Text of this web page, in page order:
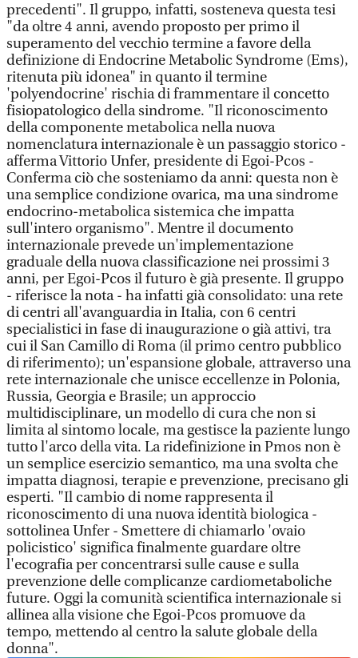
precedenti". Il gruppo, infatti, sosteneva questa tesi
"da oltre 4 anni, avendo proposto per primo il
superamento del vecchio termine a favore della
definizione di Endocrine Metabolic Syndrome (Ems),
ritenuta più idonea" in quanto il termine
'polyendocrine' rischia di frammentare il concetto
fisiopatologico della sindrome. "Il riconoscimento
della componente metabolica nella nuova
nomenclatura internazionale è un passaggio storico -
afferma Vittorio Unfer, presidente di Egoi-Pcos -
Conferma ciò che sosteniamo da anni: questa non è
una semplice condizione ovarica, ma una sindrome
endocrino-metabolica sistemica che impatta
sull'intero organismo". Mentre il documento
internazionale prevede un'implementazione
graduale della nuova classificazione nei prossimi 3
anni, per Egoi-Pcos il futuro è già presente. Il gruppo
- riferisce la nota - ha infatti già consolidato: una rete
di centri all'avanguardia in Italia, con 6 centri
specialistici in fase di inaugurazione o già attivi, tra
cui il San Camillo di Roma (il primo centro pubblico
di riferimento); un'espansione globale, attraverso una
rete internazionale che unisce eccellenze in Polonia,
Russia, Georgia e Brasile; un approccio
multidisciplinare, un modello di cura che non si
limita al sintomo locale, ma gestisce la paziente lungo
tutto l'arco della vita. La ridefinizione in Pmos non è
un semplice esercizio semantico, ma una svolta che
impatta diagnosi, terapie e prevenzione, precisano gli
esperti. "Il cambio di nome rappresenta il
riconoscimento di una nuova identità biologica -
sottolinea Unfer - Smettere di chiamarlo 'ovaio
policistico' significa finalmente guardare oltre
l'ecografia per concentrarsi sulle cause e sulla
prevenzione delle complicanze cardiometaboliche
future. Oggi la comunità scientifica internazionale si
allinea alla visione che Egoi-Pcos promuove da
tempo, mettendo al centro la salute globale della
donna".